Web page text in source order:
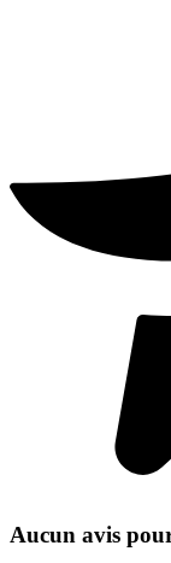
Aucun avis